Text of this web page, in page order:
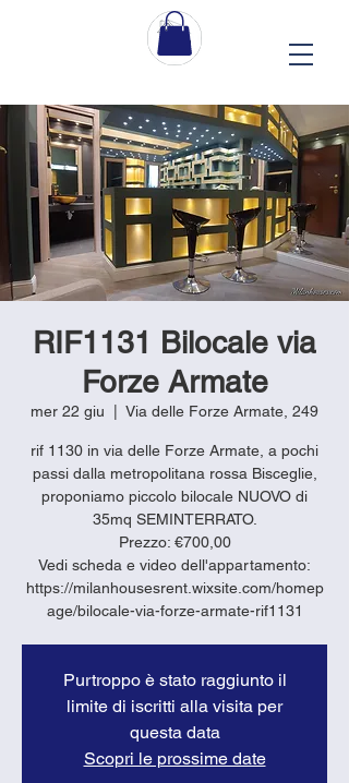
RIF1131 Bilocale via
Forze Armate
mer 22 giu Via delle Forze Armate, 249
rif 1130 in via delle Forze Armate, a pochi
passi dalla metropolitana rossa Bisceglie,
proponiamo piccolo bilocale NUOVO di
35mq SEMINTERRATO.
Prezzo: €700,00
Vedi scheda e video dell'appartamento:
https://milanhousesrent.wixsite.com/homep
age/bilocale-via-forze-armate-rif1131
Purtroppo è stato raggiunto il
limite di iscritti alla visita per
questa data
Scopri le prossime date